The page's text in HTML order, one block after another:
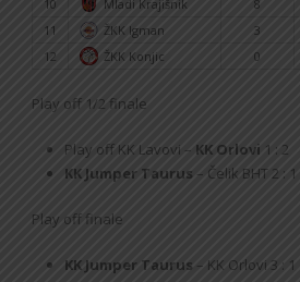
10
Mladi Krajišnik 8
11
ŽKK Igman 3
12
ŽKK Konjic 0
Play off 1/2 finale
Play off KK Lavovi – KK Orlovi 1 : 2
KK Jumper Taurus – Čelik BHT 2 : 1
Play off finale
KK Jumper Taurus – KK Orlovi 3 : 1